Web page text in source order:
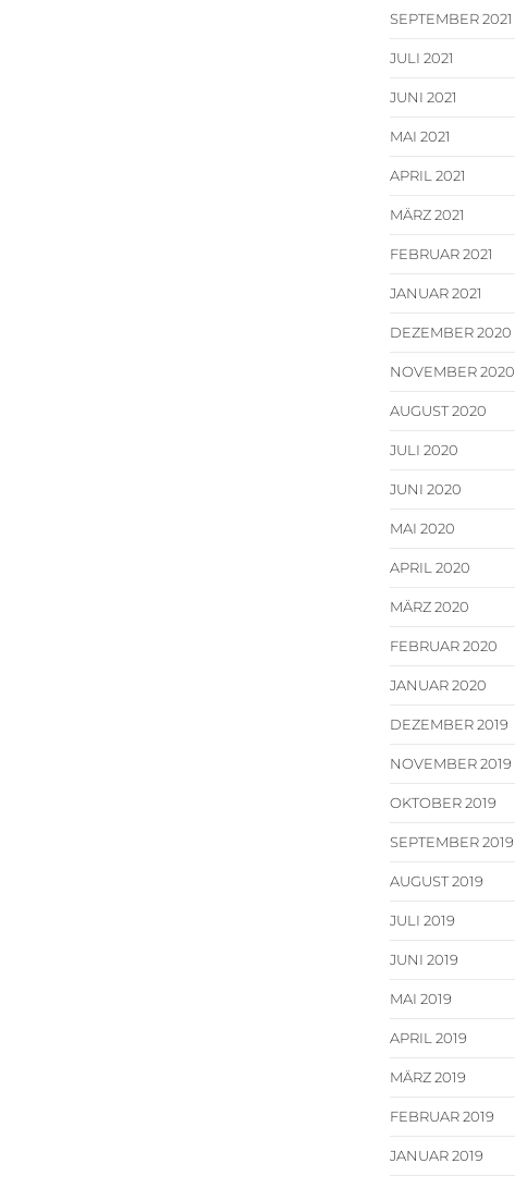
SEPTEMBER 2021
JULI 2021
JUNI 2021
MAI 2021
APRIL 2021
MÄRZ 2021
FEBRUAR 2021
JANUAR 2021
DEZEMBER 2020
NOVEMBER 2020
AUGUST 2020
JULI 2020
JUNI 2020
MAI 2020
APRIL 2020
MÄRZ 2020
FEBRUAR 2020
JANUAR 2020
DEZEMBER 2019
NOVEMBER 2019
OKTOBER 2019
SEPTEMBER 2019
AUGUST 2019
JULI 2019
JUNI 2019
MAI 2019
APRIL 2019
MÄRZ 2019
FEBRUAR 2019
JANUAR 2019